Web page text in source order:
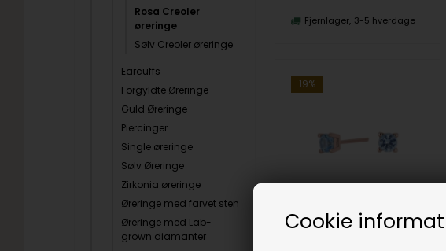
Cookie
Rosa Creoler
øreringe
Sølv Creoler øreringe
Earcuffs
Forgyldte Øreringe
Guld Øreringe
Piercinger
Single øreringe
Sølv Øreringe
Zirkonia øreringe
Øreringe med farvet sten
Øreringe med Lab-
grown diamanter
Fjernlager 3-5 hverdage
19%